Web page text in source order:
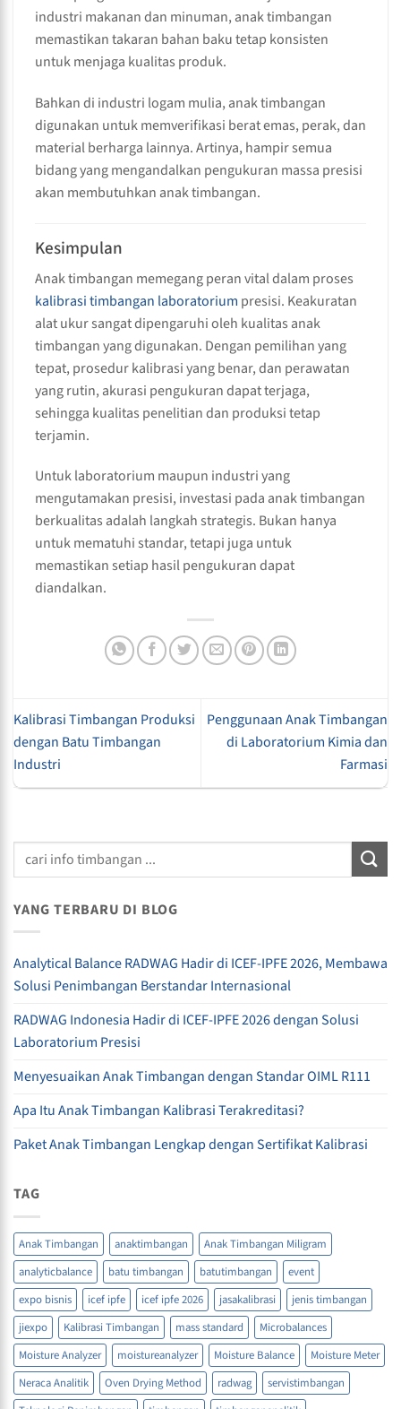
industri makanan dan minuman, anak timbangan
memastikan takaran bahan baku tetap konsisten
untuk menjaga kualitas produk.
Bahkan di industri logam mulia, anak timbangan
digunakan untuk memverifikasi berat emas, perak, dan
material berharga lainnya. Artinya, hampir semua
bidang yang mengandalkan pengukuran massa presisi
akan membutuhkan anak timbangan.
Kesimpulan
Anak timbangan memegang peran vital dalam proses
kalibrasi timbangan laboratorium presisi. Keakuratan
alat ukur sangat dipengaruhi oleh kualitas anak
timbangan yang digunakan. Dengan pemilihan yang
tepat, prosedur kalibrasi yang benar, dan perawatan
yang rutin, akurasi pengukuran dapat terjaga,
sehingga kualitas penelitian dan produksi tetap
terjamin.
Untuk laboratorium maupun industri yang
mengutamakan presisi, investasi pada anak timbangan
berkualitas adalah langkah strategis. Bukan hanya
untuk mematuhi standar, tetapi juga untuk
memastikan setiap hasil pengukuran dapat
diandalkan.
Kalibrasi Timbangan Produksi
dengan Batu Timbangan
Industri
Penggunaan Anak Timbangan
di Laboratorium Kimia dan
Farmasi
YANG TERBARU DI BLOG
Analytical Balance RADWAG Hadir di ICEF-IPFE 2026, Membawa
Solusi Penimbangan Berstandar Internasional
RADWAG Indonesia Hadir di ICEF-IPFE 2026 dengan Solusi
Laboratorium Presisi
Menyesuaikan Anak Timbangan dengan Standar OIML R111
Apa Itu Anak Timbangan Kalibrasi Terakreditasi?
Paket Anak Timbangan Lengkap dengan Sertifikat Kalibrasi
TAG
Anak Timbangan anaktimbangan
Anak Timbangan Miligram
analyticbalance
batu timbangan batutimbangan
event
expo bisnis
icef ipfe icef ipfe 2026 jasakalibrasi
jenis timbangan
jiexpo
Kalibrasi Timbangan mass standard
Microbalances
Moisture Analyzer
moistureanalyzer Moisture Balance
Moisture Meter
Neraca Analitik
Oven Drying Method radwag
servistimbangan